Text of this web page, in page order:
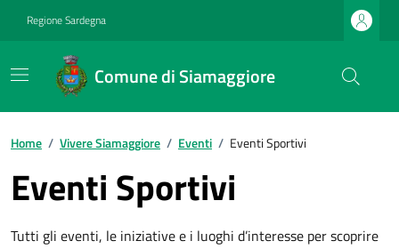
Regione Sardegna
Comune di Siamaggiore
Home / Vivere Siamaggiore / Eventi / Eventi Sportivi
Eventi Sportivi
Tutti gli eventi, le iniziative e i luoghi d’interesse per scoprire